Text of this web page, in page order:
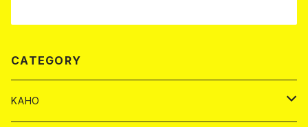
CATEGORY
KAHO